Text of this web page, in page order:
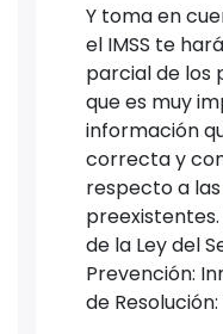
Y toma en
el IMSS te
parcial de los
que es muy
información
correcta y
respecto a
de la Ley del
Prevención:
de